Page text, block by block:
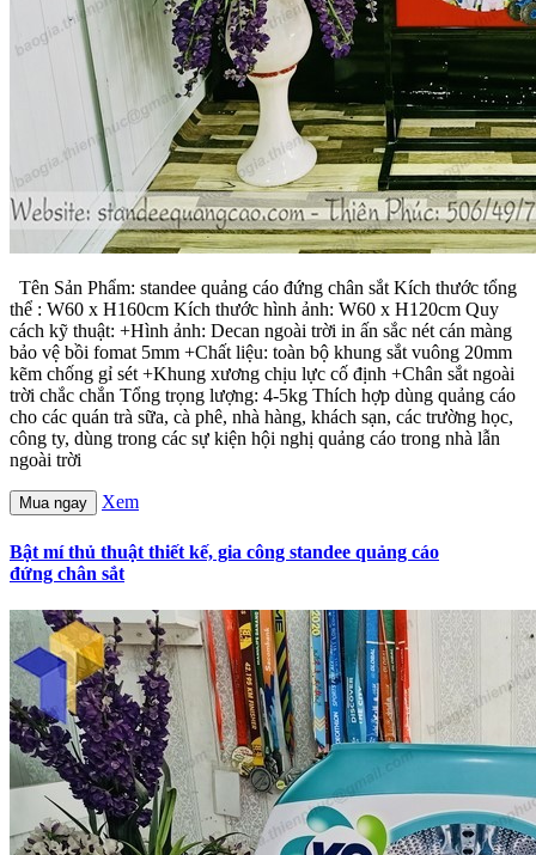
Tên Sản Phẩm: standee quảng cáo đứng chân sắt Kích thước tổng
thể : W60 x H160cm Kích thước hình ảnh: W60 x H120cm Quy
cách kỹ thuật: +Hình ảnh: Decan ngoài trời in ấn sắc nét cán màng
bảo vệ bồi fomat 5mm +Chất liệu: toàn bộ khung sắt vuông 20mm
kẽm chống gỉ sét +Khung xương chịu lực cố định +Chân sắt ngoài
trời chắc chắn Tổng trọng lượng: 4-5kg Thích hợp dùng quảng cáo
cho các quán trà sữa, cà phê, nhà hàng, khách sạn, các trường học,
công ty, dùng trong các sự kiện hội nghị quảng cáo trong nhà lẫn
ngoài trời
Mua ngay Xem
Bật mí thủ thuật thiết kế, gia công standee quảng cáo
đứng chân sắt